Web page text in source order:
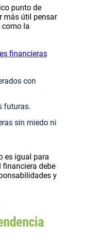
punto de
más útil pensar
como la
financieras
con
futuras.
sin miedo ni
es igual para
financiera debe
y